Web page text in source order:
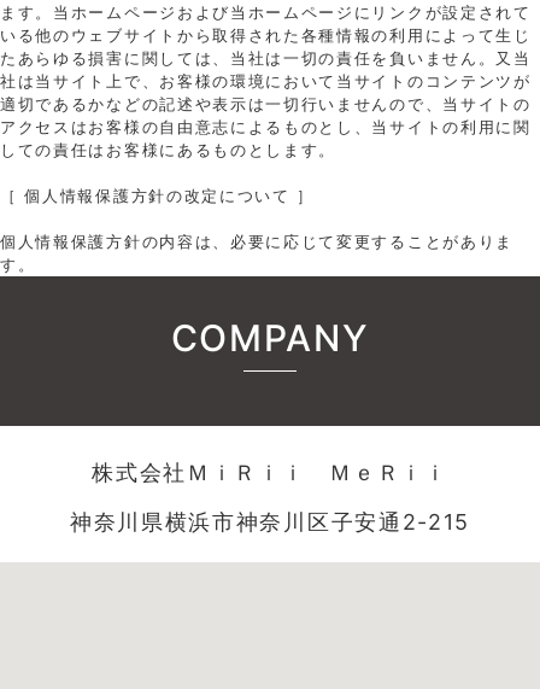
ます。当ホームページおよび当ホームページにリンクが設定されて
いる他のウェブサイトから取得された各種情報の利用によって生じ
たあらゆる損害に関しては、当社は一切の責任を負いません。又当
社は当サイト上で、お客様の環境において当サイトのコンテンツが
適切であるかなどの記述や表示は一切行いませんので、当サイトの
アクセスはお客様の自由意志によるものとし、当サイトの利用に関
しての責任はお客様にあるものとします。
［ 個人情報保護方針の改定について ］
個人情報保護方針の内容は、必要に応じて変更することがありま
す。
COMPANY
株式会社ＭｉＲｉｉ ＭｅＲｉｉ
神奈川県横浜市神奈川区子安通2-215